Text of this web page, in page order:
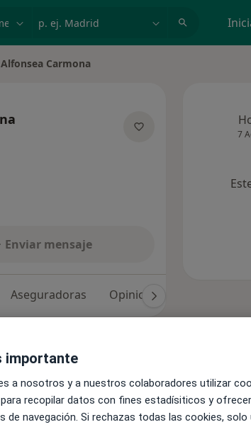
Carmona
Enviar mensaje
Aseguradoras Opiniones (41)
Madrid. Especialista en
Universitario (HRU) de
Autónoma de
7
importante
a nosotros y a nuestros colaboradores utilizar
recopilar datos con fines estadísiticos y
de navegación. Si rechazas todas las cookies,